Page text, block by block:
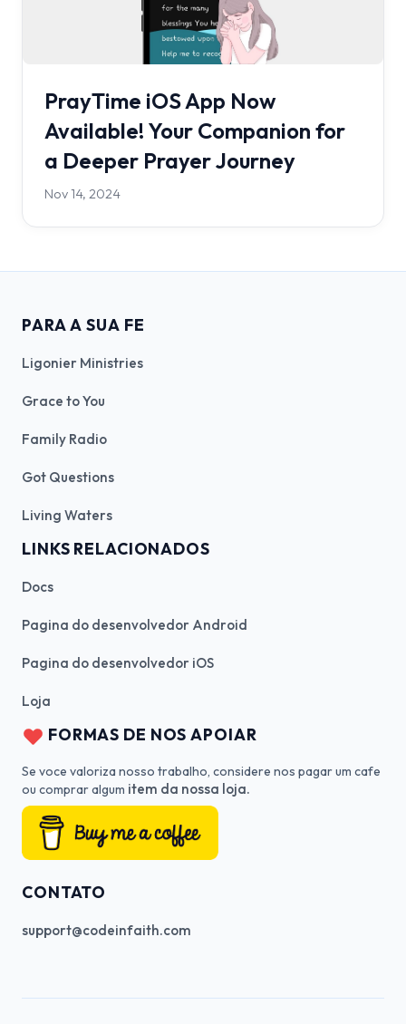
PrayTime iOS App Now
Available! Your Companion for
a Deeper Prayer Journey
Nov 14, 2024
PARA A SUA FE
Ligonier Ministries
Grace to You
Family Radio
Got Questions
Living Waters
LINKS RELACIONADOS
Docs
Pagina do desenvolvedor Android
Pagina do desenvolvedor iOS
Loja
FORMAS DE NOS APOIAR
Se voce valoriza nosso trabalho, considere nos pagar um cafe
ou comprar algum item da nossa loja.
CONTATO
support@codeinfaith.com